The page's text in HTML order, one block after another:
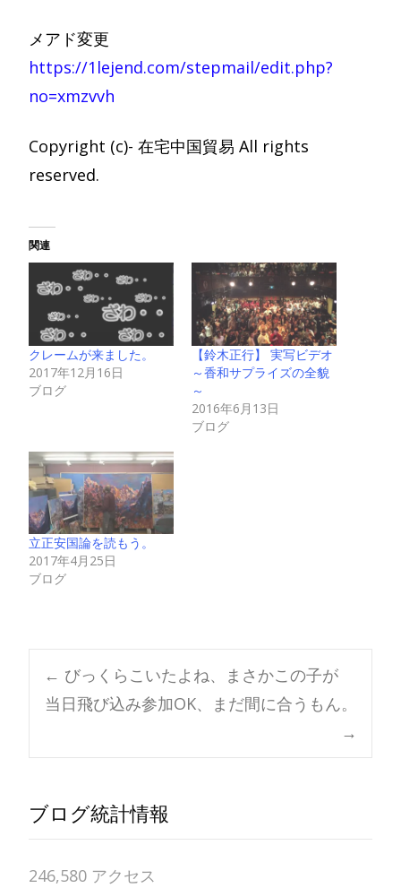
メアド変更
https://1lejend.com/stepmail/edit.php?
no=xmzvvh
Copyright (c)- 在宅中国貿易 All rights
reserved.
関連
クレームが来ました。
2017年12月16日
ブログ
【鈴木正行】 実写ビデオ
～香和サプライズの全貌
～
2016年6月13日
ブログ
立正安国論を読もう。
2017年4月25日
ブログ
Post
← びっくらこいたよね、まさかこの子が
当日飛び込み参加OK、まだ間に合うもん。
→
ブログ統計情報
246,580 アクセス